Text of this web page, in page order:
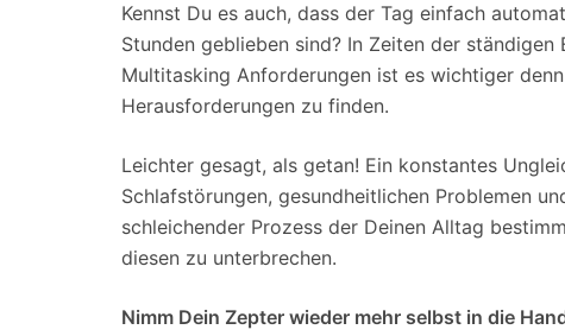
Kennst Du es auch, dass der Tag einfach
Stunden geblieben sind? In Zeiten der
Multitasking Anforderungen ist es wichtiger
Herausforderungen zu finden.
Leichter gesagt, als getan! Ein konstantes
Schlafstörungen, gesundheitlichen Problemen
schleichender Prozess der Deinen Alltag
diesen zu unterbrechen.
Nimm Dein Zepter wieder mehr selbst in die